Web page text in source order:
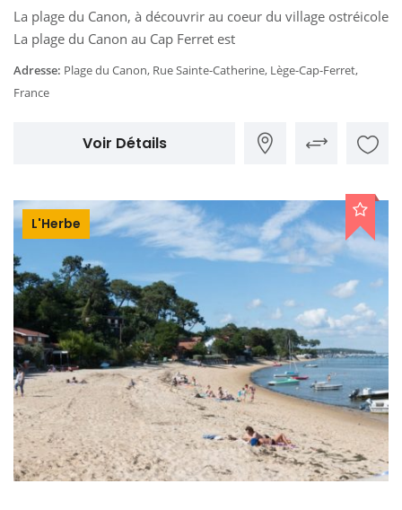
La plage du Canon, à découvrir au coeur du village ostréicole
La plage du Canon au Cap Ferret est
Adresse: Plage du Canon, Rue Sainte-Catherine, Lège-Cap-Ferret,
France
Voir Détails
L'Herbe